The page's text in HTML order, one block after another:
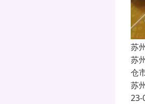
苏
苏
仓
苏
23-